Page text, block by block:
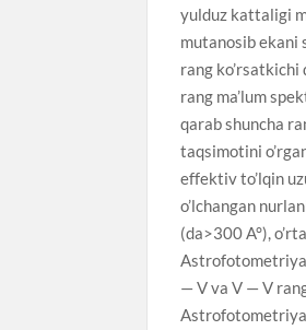
yulduz kattaligi
mutanosib ekani
rang
rang ma’lum
qarab shuncha
taqsimotini
effektiv to’lqin
o’lchangan
(da>300 A°),
Astrofotometriya
— V va V — V